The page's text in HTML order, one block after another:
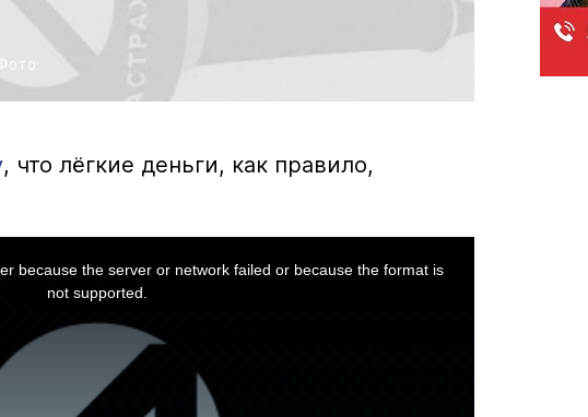
, что лёгкие деньги, как правило,
because the server or network failed or because the format is
not supported.